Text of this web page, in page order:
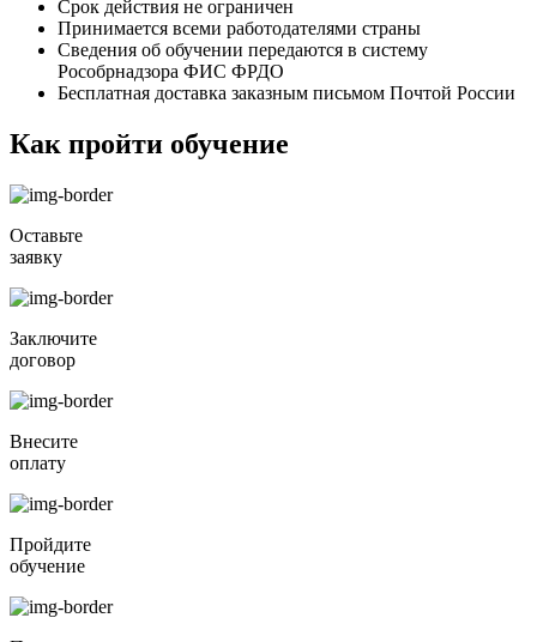
Срок действия не ограничен
Принимается всеми работодателями страны
Сведения об обучении передаются в систему
Рособрнадзора ФИС ФРДО
Бесплатная доставка заказным письмом Почтой России
Как пройти обучение
Оставьте
заявку
Заключите
договор
Внесите
оплату
Пройдите
обучение